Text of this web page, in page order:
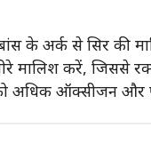
के अर्क से सिर की
मालिश करें, जिससे
अधिक ऑक्सीजन और